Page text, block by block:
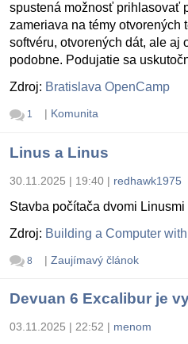
spustená možnosť prihlasovať
zameriava na témy otvorených
softvéru, otvorených dát, ale aj
podobne. Podujatie sa
Zdroj: Bratislava OpenCamp
1 | Komunita
Linus a Linus
30.11.2025 | 19:40 | redhawk1975
Stavba počítača dvomi Linusmi
Zdroj: Building a Computer
8 | Zaujímavý článok
Devuan 6 Excalibur je
03.11.2025 | 22:52 | menom